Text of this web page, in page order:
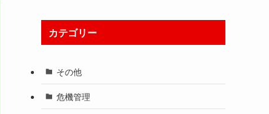
カテゴリー
その他
危機管理